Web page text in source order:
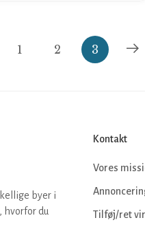
1 2 3
byer i
hvorfor du
Kontakt
Vores
Tilføj/ret